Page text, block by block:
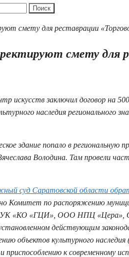
смету для
искусств заключил договор на
наследия регионального
здание попало в региональную
Володина. Там провели
суд Саратовской области
Комитет по распоряжению
«КО «ГЦИ», ООО НПЦ «Цера»,
действующим
объектов культурного
к современному